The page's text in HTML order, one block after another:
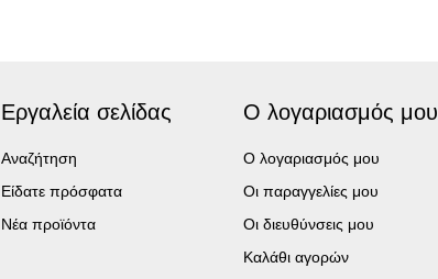
Εργαλεία σελίδας
Αναζήτηση
Είδατε πρόσφατα
Νέα προϊόντα
Ο λογαριασμός μου
Ο λογαριασμός μου
Οι παραγγελίες μου
Οι διευθύνσεις μου
Καλάθι αγορών